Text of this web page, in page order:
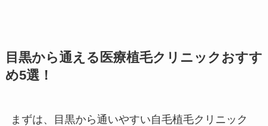
目黒から通える医療植毛クリニックおすす
め5選！
まずは、目黒から通いやすい自毛植毛クリニック